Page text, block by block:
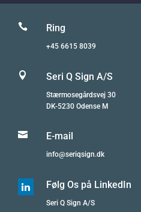
 Ring
+45 6615 8039
 Seri Q Sign A/S
Stærmosegårdsvej 30
DK-5230 Odense M
 E-mail
info@seriqsign.dk
 Følg Os på LinkedIn
Seri Q Sign A/S